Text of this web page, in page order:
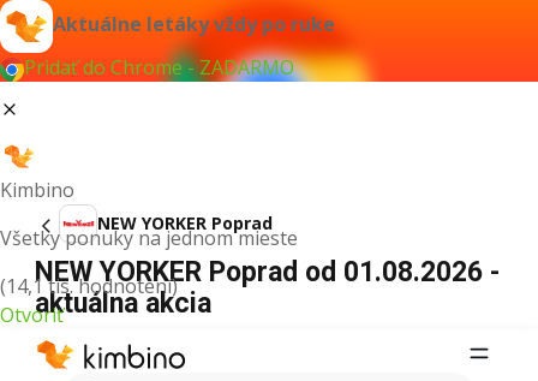
Aktuálne letáky vždy po ruke
Pridať do Chrome - ZADARMO
Kimbino
Všetky ponuky na jednom mieste
(14,1 tis. hodnotení)
Otvoriť
NEW YORKER Poprad
NEW YORKER Poprad od 01.08.2026 -
aktuálna akcia